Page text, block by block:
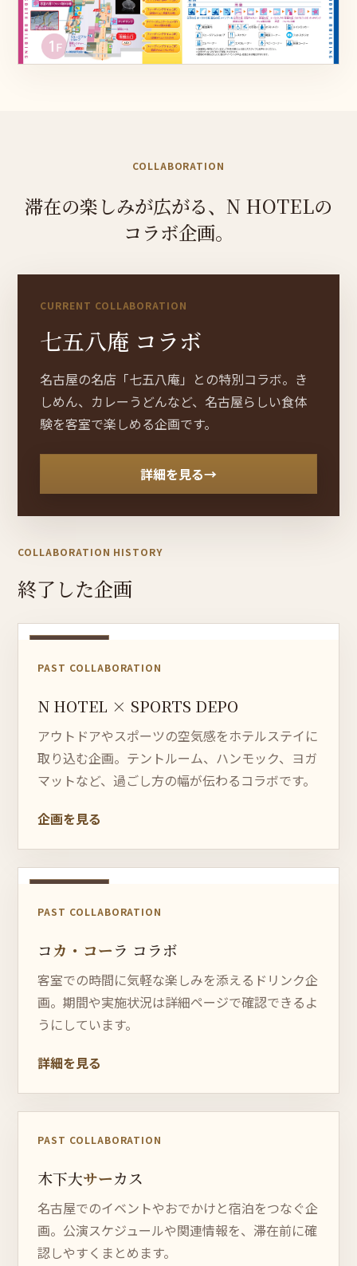
COLLABORATION
滞在の楽しみが広がる、 N HOTELの
コラボ企画。
CURRENT COLLABORATION
七五八庵 コラボ
名古屋の名店「七五八庵」との特別コラボ。き
しめん、カレーうどんなど、名古屋らしい食体
験を客室で楽しめる企画です。
詳細を見る→
COLLABORATION HISTORY
終了した企画
PAST COLLABORATION
N HOTEL × SPORTS DEPO
アウトドアやスポーツの空気感をホテルステイに
取り込む企画。テントルーム、ハンモック、ヨガ
マットなど、過ごし方の幅が伝わるコラボです。
企画を見る
PAST COLLABORATION
コカ・ コーラ コラボ
客室での時間に気軽な楽しみを添えるドリンク企
画。期間や実施状況は詳細ページで確認できるよ
うにしています。
詳細を見る
終了しました
PAST COLLABORATION
木下大サーカス
名古屋でのイベントやおでかけと宿泊をつなぐ企
画。公演スケジュールや関連情報を、滞在前に確
認しやすくまとめます。